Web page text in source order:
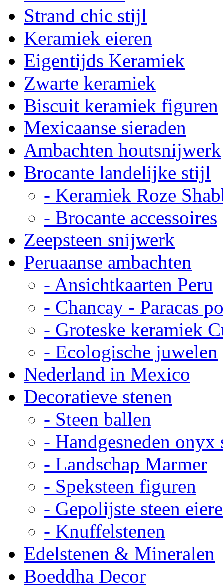
Strand chic stijl
Keramiek eieren
Eigentijds Keramiek
Zwarte keramiek
Biscuit keramiek figuren
Mexicaanse sieraden
Ambachten houtsnijwerk
Brocante landelijke stijl
- Keramiek Roze
- Brocante accessoires
Zeepsteen snijwerk
Peruaanse ambachten
- Ansichtkaarten Peru
- Chancay - Paracas
- Groteske keramiek
- Ecologische juwelen
Nederland in Mexico
Decoratieve stenen
- Steen ballen
- Handgesneden onyx
- Landschap Marmer
- Speksteen figuren
- Gepolijste steen
- Knuffelstenen
Edelstenen & Mineralen
Boeddha Decor